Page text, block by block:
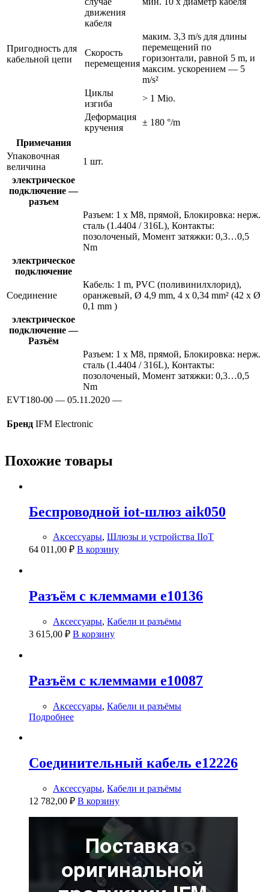
Пригодность для
кабельной цепи
движения
кабеля
Скорость
перемещения
маким. 3,3 m/s для длины
перемещений по
горизонтали, равной 5 m, и
максим. ускорением — 5
m/s²
Циклы
изгиба
> 1 Mio.
Деформация
кручения
± 180 °/m
Примечания
Упаковочная
величина
1 шт.
электрическое
подключение —
разъем
Разъем: 1 x M8, прямой, Блокировка: нерж.
сталь (1.4404 / 316L), Контакты:
позолоченый, Момент затяжки: 0,3…0,5
Nm
электрическое
подключение
Соединение
Кабель: 1 m, PVC (поливинилхлорид),
оранжевый, Ø 4,9 mm, 4 x 0,34 mm² (42 x Ø
0,1 mm )
электрическое
подключение —
Разъём
Разъем: 1 x M8, прямой, Блокировка: нерж.
сталь (1.4404 / 316L), Контакты:
позолоченый, Момент затяжки: 0,3…0,5
Nm
EVT180-00 — 05.11.2020 —
Бренд IFM Electronic
Похожие товары
Беспроводной iot-шлюз aik050
Аксессуары, Шлюзы и устройства IIoT
64 011,00 ₽ В корзину
Разъём с клеммами e10136
Аксессуары, Кабели и разъёмы
3 615,00 ₽ В корзину
Разъём с клеммами e10087
Аксессуары, Кабели и разъёмы
Подробнее
Соединительный кабель e12226
Аксессуары, Кабели и разъёмы
12 782,00 ₽ В корзину